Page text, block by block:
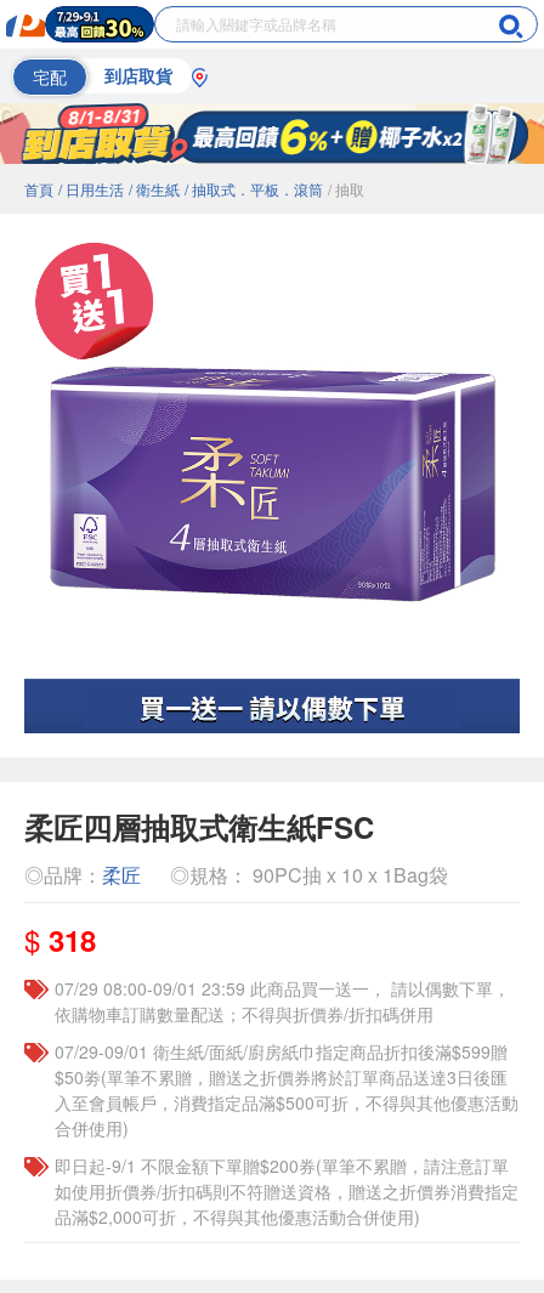
宅配 到店取貨
首頁 / 日用生活 / 衛生紙 / 抽取式．平板．滾筒 / 抽取
柔匠四層抽取式衛生紙FSC
◎品牌： 柔匠 ◎規格： 90PC抽 x 10 x 1Bag袋
$ 318
07/29 08:00-09/01 23:59 此商品買一送一， 請以偶數下單，
依購物車訂購數量配送；不得與折價券/折扣碼併用
07/29-09/01 衛生紙/面紙/廚房紙巾指定商品折扣後滿$599贈
$50劵(單筆不累贈，贈送之折價券將於訂單商品送達3日後匯
入至會員帳戶，消費指定品滿$500可折，不得與其他優惠活動
合併使用)
即日起-9/1 不限金額下單贈$200券(單筆不累贈，請注意訂單
如使用折價券/折扣碼則不符贈送資格，贈送之折價券消費指定
品滿$2,000可折，不得與其他優惠活動合併使用)